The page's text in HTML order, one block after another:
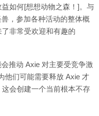
如何[想想动物之森！]。与
，参加各种活动的整体概
非常受欢迎和有趣的
推动 Axie 对主要受竞争激
他们可能需要释放 Axie 才
会创建一个当前根本不存